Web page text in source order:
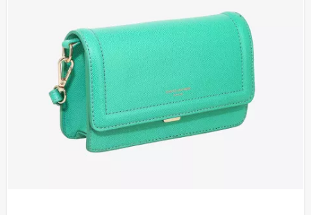
Добавляйте товары
в корзину